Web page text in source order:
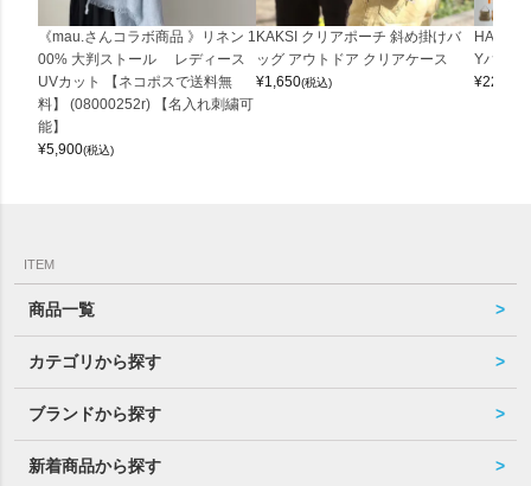
《mau.さんコラボ商品 》リネン 1
00% 大判ストール レディース
UVカット 【ネコポスで送料無
料】 (08000252r) 【名入れ刺繍可
能】
¥5,900(税込)
KAKSI クリアポーチ 斜め掛けバ
ッグ アウトドア クリアケース
¥1,650(税込)
Yバッグ
¥22,000
ITEM
商品一覧
カテゴリから探す
ブランドから探す
新着商品から探す